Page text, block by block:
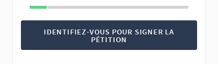
IDENTIFIEZ-VOUS POUR SIGNER LA
PÉTITION